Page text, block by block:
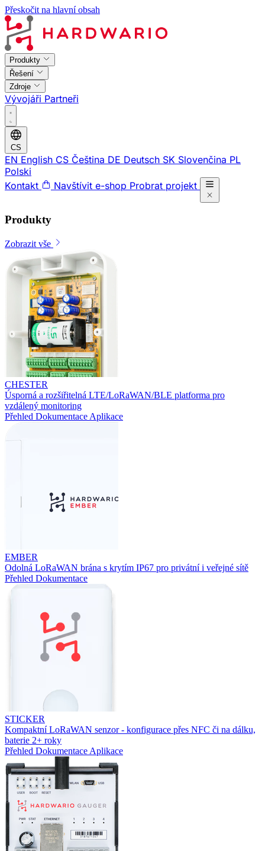
Přeskočit na hlavní obsah
Produkty
Řešení
Zdroje
Vývojáři Partneři
CS
EN English CS Čeština DE Deutsch SK Slovenčina PL
Polski
Kontakt
Navštívit e-shop Probrat projekt
Produkty
Zobrazit vše
CHESTER
Úsporná a rozšiřitelná LTE/LoRaWAN/BLE platforma pro
vzdálený monitoring
Přehled Dokumentace Aplikace
EMBER
Odolná LoRaWAN brána s krytím IP67 pro privátní i veřejné sítě
Přehled Dokumentace
STICKER
Kompaktní LoRaWAN senzor - konfigurace přes NFC či na dálku,
baterie 2+ roky
Přehled Dokumentace Aplikace